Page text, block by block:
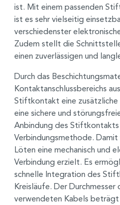
ist. Mit einem passenden
ist es sehr vielseitig
verschiedenster
Zudem stellt die
einen zuverlässigen und
Durch das
Kontaktanschlussbereichs
Stiftkontakt eine
eine sichere und
Anbindung des
Verbindungsmethode. Damit
Löten eine mechanisch und
Verbindung erzielt. Es
schnelle Integration des
Kreisläufe. Der
verwendeten Kabels beträgt